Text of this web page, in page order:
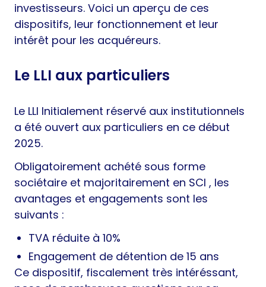
investisseurs. Voici un aperçu de ces
dispositifs, leur fonctionnement et leur
intérêt pour les acquéreurs.
Le LLI aux particuliers
Le LLI Initialement réservé aux institutionnels
a été ouvert aux particuliers en ce début
2025.
Obligatoirement achété sous forme
sociétaire et majoritairement en SCI , les
avantages et engagements sont les
suivants :
TVA réduite à 10%
Engagement de détention de 15 ans
Ce dispositif, fiscalement très intéréssant,